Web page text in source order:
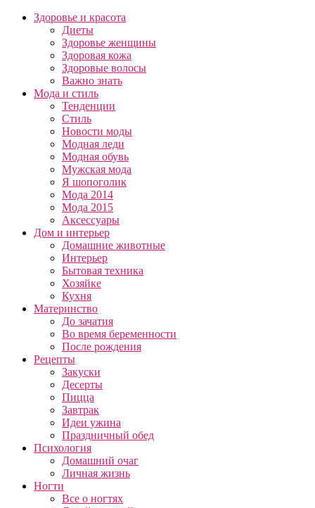
Здоровье и красота
Диеты
Здоровье женщины
Здоровая кожа
Здоровые волосы
Важно знать
Мода и стиль
Тенденции
Стиль
Новости моды
Модная леди
Модная обувь
Мужская мода
Я шопоголик
Мода 2014
Мода 2015
Аксессуары
Дом и интерьер
Домашние животные
Интерьер
Бытовая техника
Хозяйке
Кухня
Материнство
До зачатия
Во время беременности
После рождения
Рецепты
Закуски
Десерты
Пицца
Завтрак
Идеи ужина
Праздничный обед
Психология
Домашний очаг
Личная жизнь
Ногти
Все о ногтях